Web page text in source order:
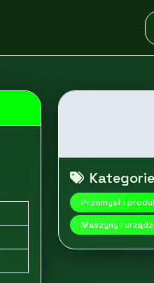
Kategorie
Przemysł i
Maszyny i